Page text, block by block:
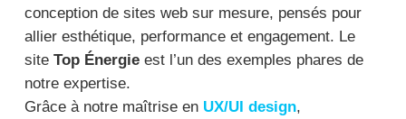
conception de sites web sur mesure, pensés pour
allier esthétique, performance et engagement. Le
site Top Énergieest l’un des exemples phares de
notre expertise.
Grâce à notre maîtrise en UX/UI design,